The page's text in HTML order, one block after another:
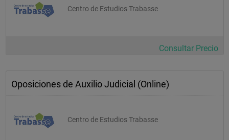
Centro de Estudios Trabasse
Consultar Precio
Oposiciones de Auxilio Judicial (Online)
Centro de Estudios Trabasse